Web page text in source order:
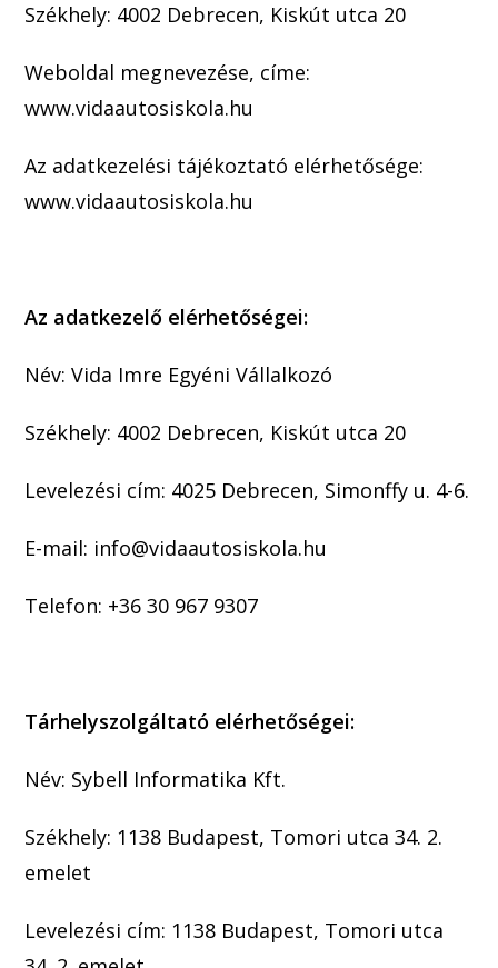
Székhely: 4002 Debrecen, Kiskút utca 20
Weboldal megnevezése, címe:
www.vidaautosiskola.hu
Az adatkezelési tájékoztató elérhetősége:
www.vidaautosiskola.hu
Az adatkezelő elérhetőségei:
Név: Vida Imre Egyéni Vállalkozó
Székhely: 4002 Debrecen, Kiskút utca 20
Levelezési cím: 4025 Debrecen, Simonffy u. 4-6.
E-mail: info@vidaautosiskola.hu
Telefon: +36 30 967 9307
Tárhelyszolgáltató elérhetőségei:
Név: Sybell Informatika Kft.
Székhely: 1138 Budapest, Tomori utca 34. 2.
emelet
Levelezési cím: 1138 Budapest, Tomori utca